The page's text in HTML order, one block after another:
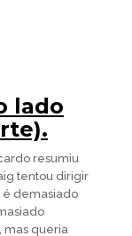
lado
resumiu
tentou dirigir
é demasiado
mas queria